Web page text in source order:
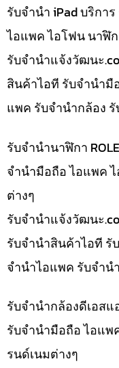
รับจำนำ iPad บริกา
ไอแพค ไอโฟน นาฬิ
รับจํานําแจ้งวัฒนะ
สินค้าไอที รับจำนำมื
แพค รับจำนำกล้อง
รับจำนำนาฬิกา
จำนำมือถือ ไอแพค
ต่างๆ
รับจํานําแจ้งวัฒนะ
รับจำนำสินค้าไอที รั
จำนำไอแพค รับจำน
รับจำนำกล้องดีเอส
รับจำนำมือถือ ไอแ
รนด์เนมต่างๆ